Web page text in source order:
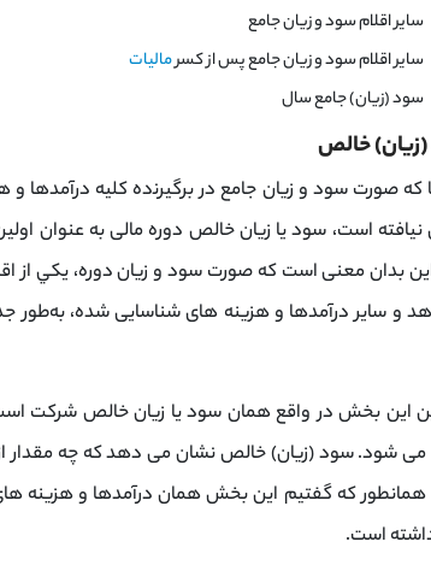
سایر اقلام سود و زیان جامع
سایر اقلام سود و زیان جامع پس از کسرمالیات
سود (زیان) جامع سال
خالص
ﻛﻪ ﺻﻮﺭﺕ ﺳﻮﺩ ﻭ ﺯﻳﺎﻥ ﺟﺎﻣﻊ ﺩﺭ ﺑﺮﮔﻴﺮﻧده کلیه درآمدها
ﺍﺳﺖ، ﺳﻮﺩ ﻳﺎ ﺯﻳﺎﻥ ﺧﺎﻟﺺ ﺩﻭﺭﻩ ﻣﺎلی ﺑﻪ ﻋﻨﻮﺍﻥ
ﺍﻳﻦ ﺑﺪﺍﻥ معنی است ﻛﻪ ﺻﻮﺭﺕ ﺳﻮﺩ ﻭ ﺯﻳﺎﻥ ﺩﻭﺭﻩ، ﻳﻜﻲ ﺍﺯ
ﻭ ﺳﺎﻳﺮ ﺩﺭﺁمدﻫﺎ ﻭ ﻫﺰﻳﻨﻪ ﻫﺎی ﺷﻨﺎﺳﺎیی ﺷﺪﻩ، ﺑﻪﻃﻮﺭ
این بخش در واقع همان سود یا زیان خالص شرکت
می شود. سود (زیان) خالص نشان می دهد که چه مقدار
که گفتیم این بخش همان درآمدها و هزینه
است.